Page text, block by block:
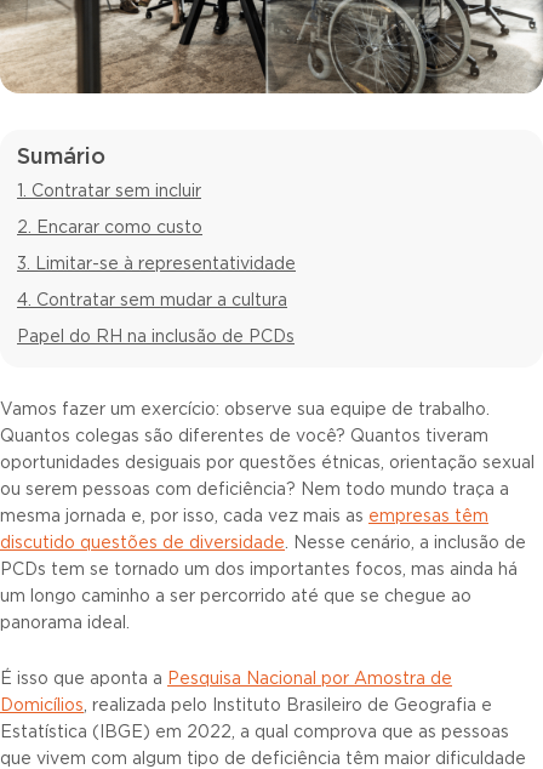
Sumário
1. Contratar sem incluir
2. Encarar como custo
3. Limitar-se à representatividade
4. Contratar sem mudar a cultura
Papel do RH na inclusão de PCDs
Vamos fazer um exercício: observe sua equipe de trabalho.
Quantos colegas são diferentes de você? Quantos tiveram
oportunidades desiguais por questões étnicas, orientação sexual
ou serem pessoas com deficiência? Nem todo mundo traça a
mesma jornada e, por isso, cada vez mais as empresas têm
discutido questões de diversidade . Nesse cenário, a inclusão de
PCDs tem se tornado um dos importantes focos, mas ainda há
um longo caminho a ser percorrido até que se chegue ao
panorama ideal.
É isso que aponta a Pesquisa Nacional por Amostra de
Domicílios , realizada pelo Instituto Brasileiro de Geografia e
Estatística (IBGE) em 2022, a qual comprova que as pessoas
que vivem com algum tipo de deficiência têm maior dificuldade